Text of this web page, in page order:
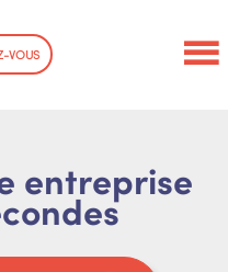
VOUS
entreprise